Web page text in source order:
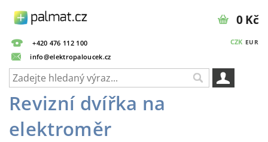
+420 476 112 100
info@elektropaloucek.cz
CZK EUR
0 Kč
Revizní dvířka na
elektroměr